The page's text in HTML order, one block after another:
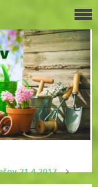
21.4.2017